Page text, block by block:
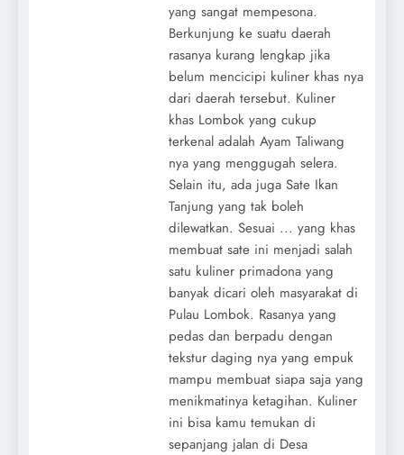
yang sangat mempesona.
Berkunjung ke suatu daerah
rasanya kurang lengkap jika
belum mencicipi kuliner khas nya
dari daerah tersebut. Kuliner
khas Lombok yang cukup
terkenal adalah Ayam Taliwang
nya yang menggugah selera.
Selain itu, ada juga Sate Ikan
Tanjung yang tak boleh
dilewatkan. Sesuai ... yang khas
membuat sate ini menjadi salah
satu kuliner primadona yang
banyak dicari oleh masyarakat di
Pulau Lombok. Rasanya yang
pedas dan berpadu dengan
tekstur daging nya yang empuk
mampu membuat siapa saja yang
menikmatinya ketagihan. Kuliner
ini bisa kamu temukan di
sepanjang jalan di Desa